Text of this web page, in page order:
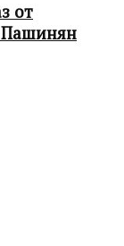
от
Пашинян